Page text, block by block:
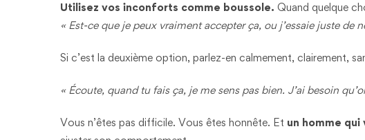
Utilisez vos inconforts comme boussole. Quand quelque
« Est-ce que je peux vraiment accepter ça, ou j’essaie juste de
Si c’est la deuxième option, parlez-en calmement, clairement,
« Écoute, quand tu fais ça, je me sens pas bien. J’ai besoin
Vous n’êtes pas difficile. Vous êtes honnête. Et un homme